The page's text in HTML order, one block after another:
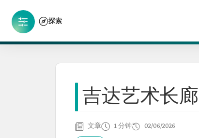
探索
吉达艺术长廊
文章 1 分钟 02/06/2026